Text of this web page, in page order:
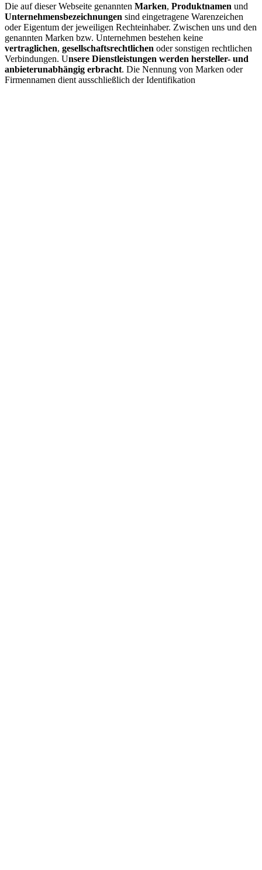
Die auf dieser Webseite genannten Marken, Produktnamen und
Unternehmensbezeichnungen sind eingetragene Warenzeichen
oder Eigentum der jeweiligen Rechteinhaber. Zwischen uns und den
genannten Marken bzw. Unternehmen bestehen keine
vertraglichen, gesellschaftsrechtlichen oder sonstigen rechtlichen
Verbindungen. Unsere Dienstleistungen werden hersteller- und
anbieterunabhängig erbracht. Die Nennung von Marken oder
Firmennamen dient ausschließlich der Identifikation